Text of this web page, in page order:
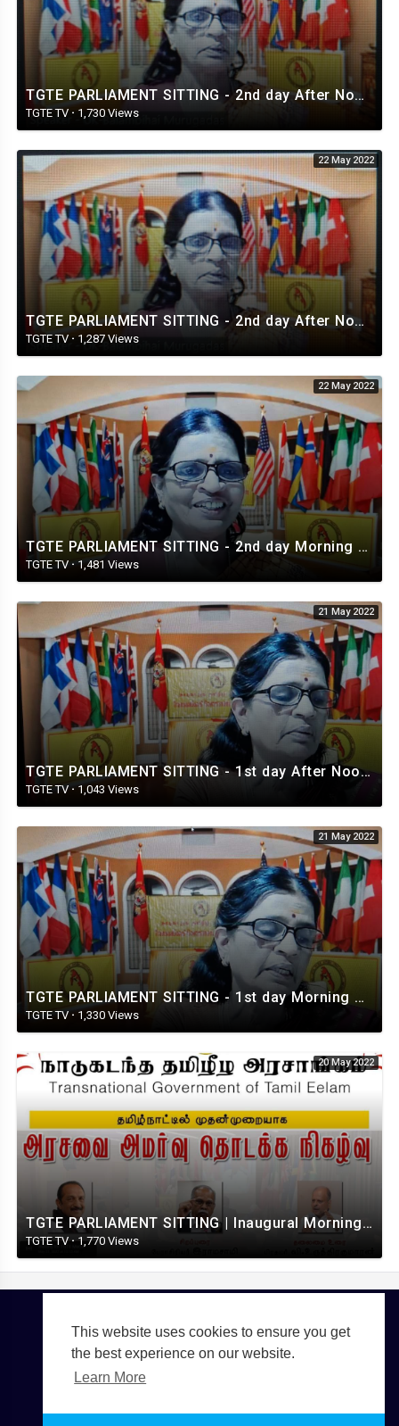
This website uses cookies to ensure you get
the best experience on our website.
Learn More
TGTE PARLIAMENT SITTING - 2nd day After Noon Session - 22.05.2022 - 3
TGTE TV · 1,730 Views
22 May 2022
TGTE PARLIAMENT SITTING - 2nd day After Noon Session - 22.05.2022 - 2
TGTE TV · 1,287 Views
22 May 2022
TGTE PARLIAMENT SITTING - 2nd day Morning Session - 22.05.2022 - 1
TGTE TV · 1,481 Views
21 May 2022
TGTE PARLIAMENT SITTING - 1st day After Noon Session - 21.05.2022
TGTE TV·1,043 Views
21 May 2022
TGTE PARLIAMENT SITTING - 1st day Morning Session - 21.05.2022
TGTE TV · 1,330 Views
20 May 2022
TGTE PARLIAMENT SITTING | Inaugural Morning Session | Tamil Nadu | 21.05. 2022
TGTE TV·1,770 Views
Copyright © 2026 TGTE TV. All rights reserved.
Terms of use Privacy Policy